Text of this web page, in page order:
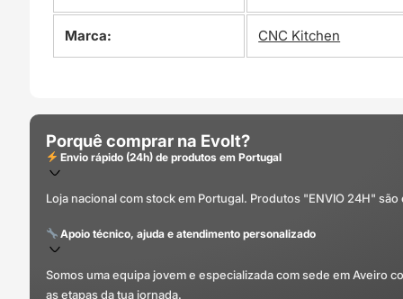
Marca: CNC Kitchen
Porquê comprar na Evolt?
Envio rápido (24h) de produtos em Portugal
Loja nacional com stock em Portugal. Produtos "ENVIO 24H"
Apoio técnico, ajuda e atendimento personalizado
Somos uma equipa jovem e especializada com sede em Aveiro
as etapas da tua jornada.